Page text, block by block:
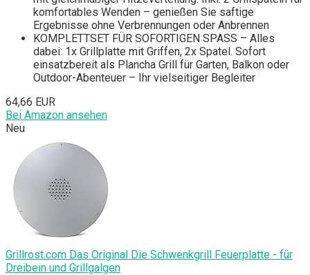
komfortables Wenden – genießen Sie saftige
Ergebnisse ohne Verbrennungen oder Anbrennen
KOMPLETTSET FÜR SOFORTIGEN SPASS – Alles
dabei: 1x Grillplatte mit Griffen, 2x Spatel. Sofort
einsatzbereit als Plancha Grill für Garten, Balkon oder
Outdoor-Abenteuer – Ihr vielseitiger Begleiter
64,66 EUR
Bei Amazon ansehen
Neu
Grillrost.com Das Original Die Schwenkgrill Feuerplatte - für
Dreibein und Grillgalgen